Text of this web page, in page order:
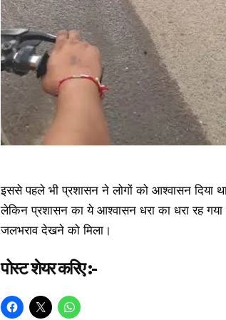
इससे पहले भी प्रशासन ने लोगों को आश्वासन दिया
लेकिन प्रशासन का ये आश्वासन धरा का धरा रह गया
जलभराव देखने को मिला।
पोस्ट शेयर करिए :-